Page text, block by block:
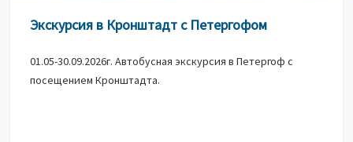
Экскурсия в Кронштадт с Петергофом
01.05-30.09.2026г. Автобусная экскурсия в Петергоф с
посещением Кронштадта.